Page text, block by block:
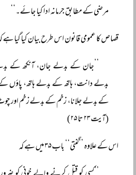
مرضی کے مطابق جرمانہ ادا کیا جائے۔‘‘
قصاص کا عمومی قانون اس طرح بیان کیا گیا ہے
’’جان کے بدلے جان، آنکھ کے
بدلے دانت، ہاتھ کے بدلے ہاتھ، پاؤں
کے بدلے جلانا، زخم کے بدلے زخم
(آیت ۲۳ تا ۲۵)
اس کے علاوہ ’’گنتی‘‘ باب ۳۵ میں ہے کہ